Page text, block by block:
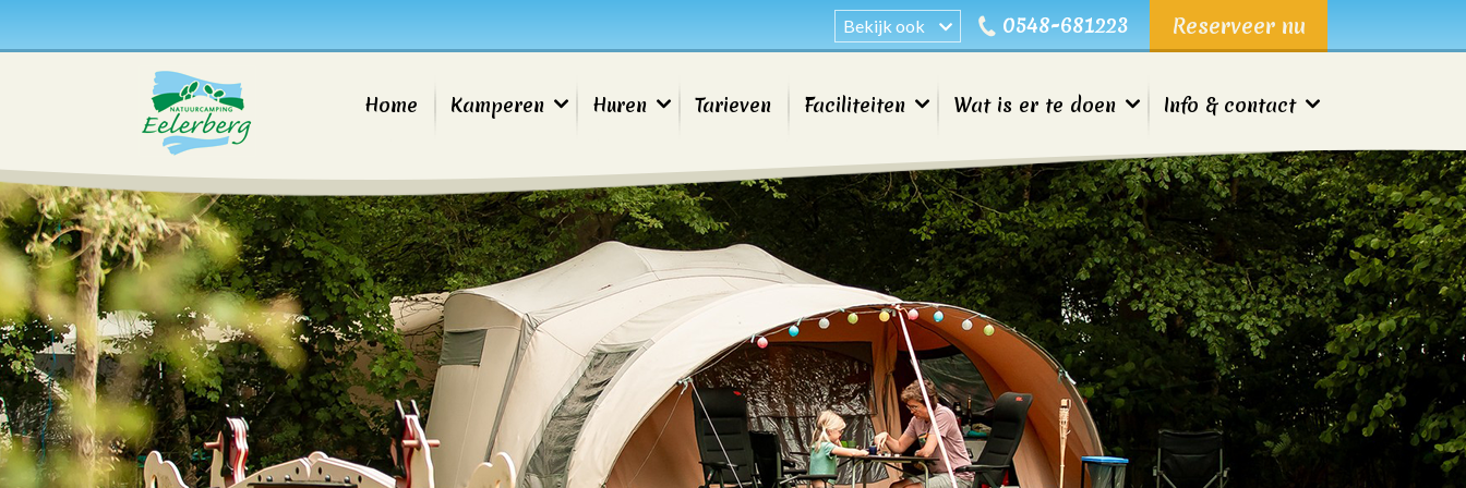
Bekijk ook 0548-681223 Reserveer nu
Home Kamperen Huren Tarieven Faciliteiten Wat is er te doen Info & contact